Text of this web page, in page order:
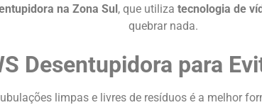
na Zona Sul , que utiliza tecnologia de
quebrar nada.
Desentupidora para
limpas e livres de resíduos é a melhor